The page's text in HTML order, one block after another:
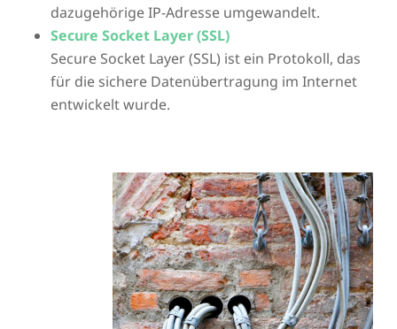
dazugehörige IP-Adresse umgewandelt.
Secure Socket Layer (SSL)
Secure Socket Layer (SSL) ist ein Protokoll, das
für die sichere Datenübertragung im Internet
entwickelt wurde.